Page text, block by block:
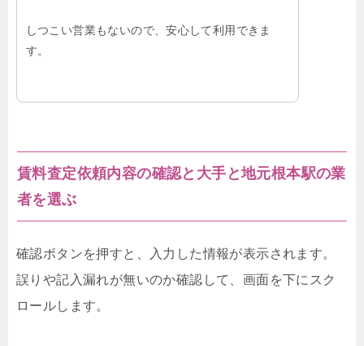
しつこい営業もないので、安心して利用できま
す。
賃料査定依頼内容の確認と大手と地元根本駅の業
者を選ぶ
確認ボタンを押すと、入力した情報が表示されます。
誤りや記入漏れが無いのか確認して、画面を下にスク
ロールします。